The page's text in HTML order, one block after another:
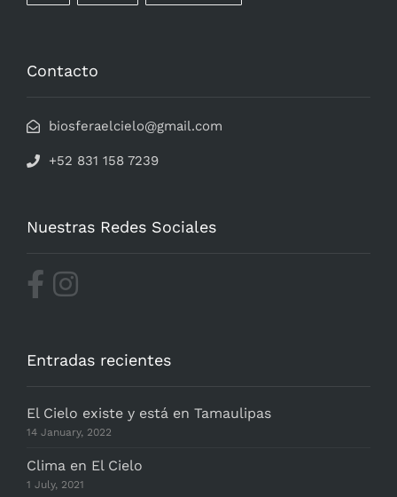
Contacto
biosferaelcielo@gmail.com
+52 831 158 7239
Nuestras Redes Sociales
Entradas recientes
El Cielo existe y está en Tamaulipas
14 January, 2022
Clima en El Cielo
1 July, 2021